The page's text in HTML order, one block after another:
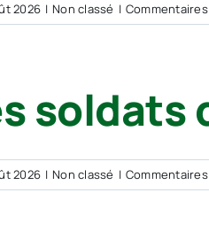
2026 | Non classé |
soldats
2026 | Non classé |